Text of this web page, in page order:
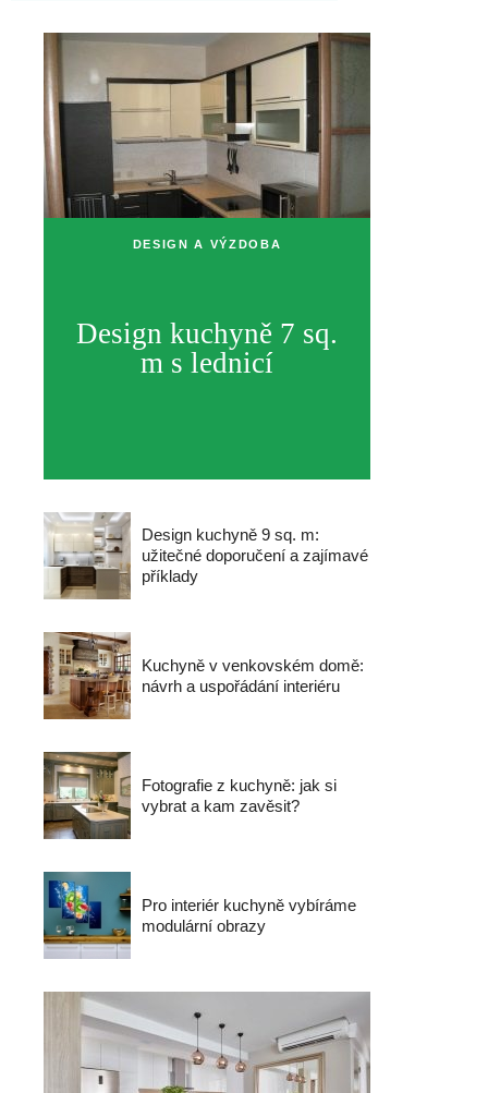
DESIGN A VÝZDOBA
Design kuchyně 7 sq.
m s lednicí
Design kuchyně 9 sq. m:
užitečné doporučení a zajímavé
příklady
Kuchyně v venkovském domě:
návrh a uspořádání interiéru
Fotografie z kuchyně: jak si
vybrat a kam zavěsit?
Pro interiér kuchyně vybíráme
modulární obrazy